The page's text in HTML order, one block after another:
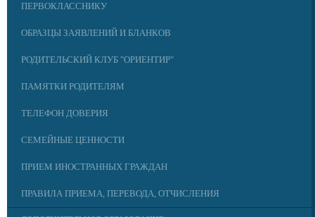
ПЕРВОКЛАССНИКУ
ОБРАЗЦЫ ЗАЯВЛЕНИЙ И БЛАНКОВ
РОДИТЕЛЬСКИЙ КЛУБ "ОРИЕНТИР"
ПАМЯТКИ РОДИТЕЛЯМ
ТЕЛЕФОН ДОВЕРИЯ
СЕМЕЙНЫЕ ЦЕННОСТИ
ПРИЕМ ИНОСТРАННЫХ ГРАЖДАН
ПРАВИЛА ПРИЕМА, ПЕРЕВОДА, ОТЧИСЛЕНИЯ